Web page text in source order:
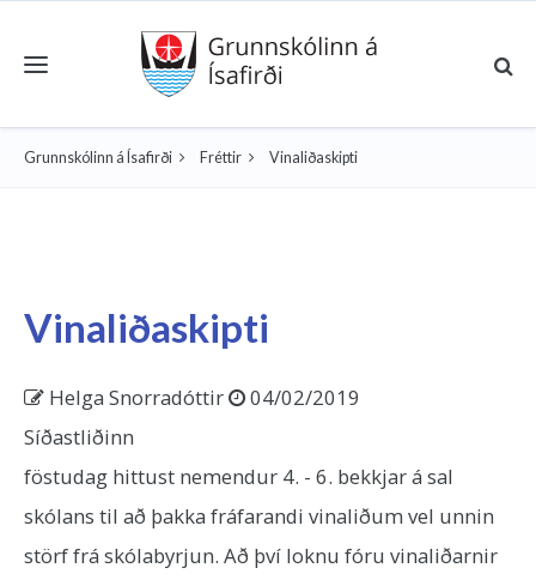
Toggle navigation
Grunnskólinn á Ísafirði Fréttir Vinaliðaskipti
Vinaliðaskipti
Helga Snorradóttir
04/02/2019
Síðastliðinn
föstudag hittust nemendur 4. - 6. bekkjar á sal
skólans til að þakka fráfarandi vinaliðum vel unnin
störf frá skólabyrjun. Að því loknu fóru vinaliðarnir